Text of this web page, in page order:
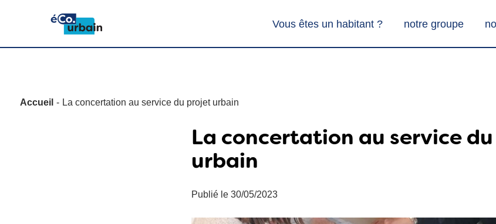
Vous êtes un habitant ? notre groupe
Accueil La concertation au service du projet urbain
La concertation au service
urbain
Publié le 30/05/2023